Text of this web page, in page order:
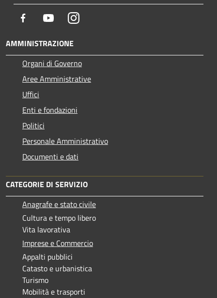
Facebook YoutubeInstagram
AMMINISTRAZIONE
Organi di Governo
Aree Amministrative
Uffici
Enti e fondazioni
Politici
Personale Amministrativo
Documenti e dati
CATEGORIE DI SERVIZIO
Anagrafe e stato civile
Cultura e tempo libero
Vita lavorativa
Imprese e Commercio
Appalti pubblici
Catasto e urbanistica
Turismo
Mobilità e trasporti